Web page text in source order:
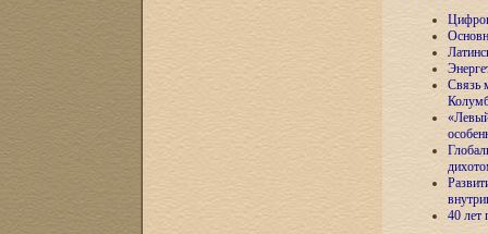
Связь
40 лет